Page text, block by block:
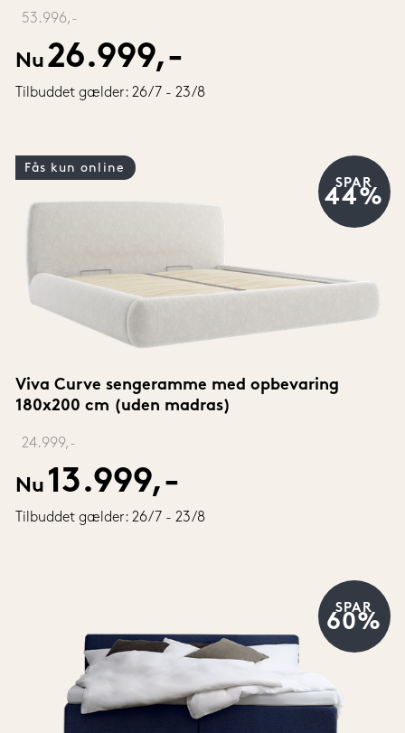
53.996,-
Nu 26.999,-
Tilbuddet gælder: 26/7 - 23/8
Viva Curve sengeramme med opbevaring
180x200 cm (uden madras)
24.999,-
Nu 13.999,-
Tilbuddet gælder: 26/7 - 23/8
SPAR
44%
Fås kun online
SPAR
60%